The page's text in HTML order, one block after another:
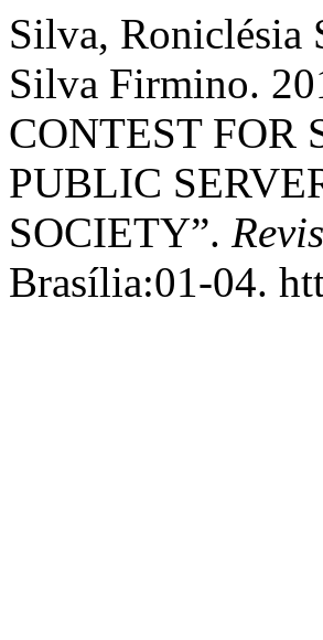
Silva, Roniclésia
Silva Firmino.
CONTEST FOR
PUBLIC
SOCIETY”.
Brasília:01-04.